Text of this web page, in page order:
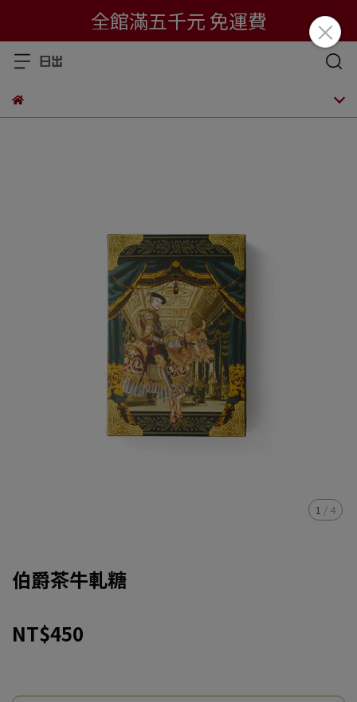
全館滿五千元 免運費
1 / 4
伯爵茶牛軋糖
NT$450